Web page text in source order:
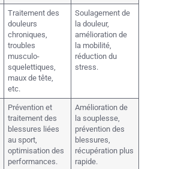
Traitement des
douleurs
chroniques,
troubles
musculo-
squelettiques,
maux de tête,
etc.
Soulagement de
la douleur,
amélioration de
la mobilité,
réduction du
stress.
Prévention et
traitement des
blessures liées
au sport,
optimisation des
performances.
Amélioration de
la souplesse,
prévention des
blessures,
récupération plus
rapide.